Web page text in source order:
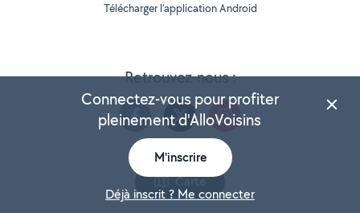
Carte
Retrouvez-nous :
Télécharger l’application Android
Connectez-vous pour profiter
pleinement d'AlloVoisins
M'inscrire
Déjà inscrit ? Me connecter